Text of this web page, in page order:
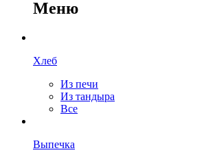
Меню
Хлеб
Из печи
Из тандыра
Все
Выпечка